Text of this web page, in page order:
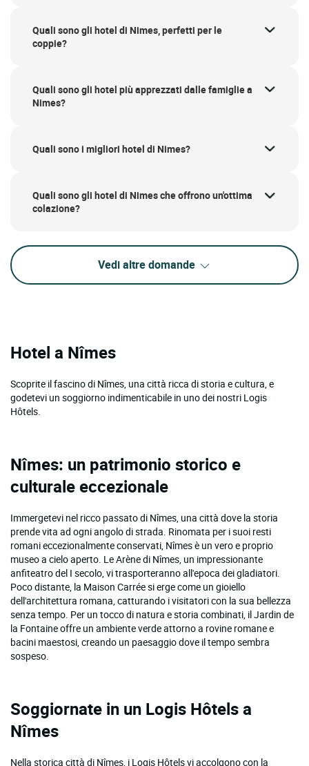
Quali sono gli hotel di Nimes, perfetti per le
coppie?
Quali sono gli hotel più apprezzati dalle famiglie a
Nimes?
Quali sono i migliori hotel di Nimes?
Quali sono gli hotel di Nimes che offrono un'ottima
colazione?
Vedi altre domande
Hotel a Nîmes
Scoprite il fascino di Nîmes, una città ricca di storia e cultura, e
godetevi un soggiorno indimenticabile in uno dei nostri Logis
Hôtels.
Nîmes: un patrimonio storico e
culturale eccezionale
Immergetevi nel ricco passato di Nîmes, una città dove la storia
prende vita ad ogni angolo di strada. Rinomata per i suoi resti
romani eccezionalmente conservati, Nîmes è un vero e proprio
museo a cielo aperto. Le Arène di Nîmes, un impressionante
anfiteatro del I secolo, vi trasporteranno all'epoca dei gladiatori.
Poco distante, la Maison Carrée si erge come un gioiello
dell'architettura romana, catturando i visitatori con la sua bellezza
senza tempo. Per un tocco di natura e storia combinati, il Jardin de
la Fontaine offre un ambiente verde attorno a rovine romane e
bacini maestosi, creando un paesaggio dove il tempo sembra
sospeso.
Soggiornate in un Logis Hôtels a
Nîmes
Nella storica città di Nîmes, i Logis Hôtels vi accolgono con la